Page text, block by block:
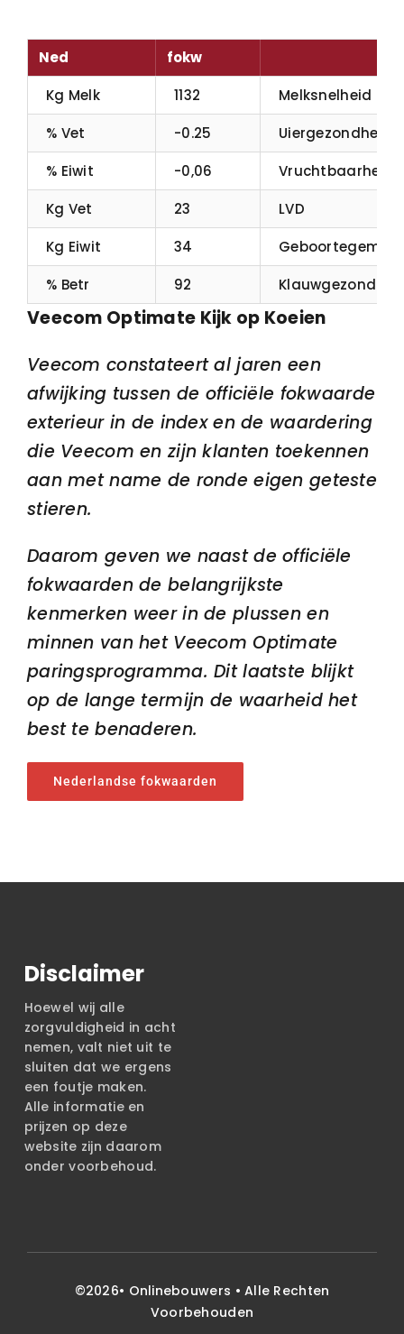
Ned
fokw
Kg Melk
1132
Melksnelheid
% Vet
-0.25
Uiergezondheid
% Eiwit
-0,06
Vruchtbaarheid
Kg Vet
23
LVD
Kg Eiwit
34
Geboortegemak
% Betr
92 Klauwgezond
Veecom Optimate Kijk op Koeien
Veecom constateert al jaren een
afwijking tussen de officiële fokwaarde
exterieur in de index en de waardering
die Veecom en zijn klanten toekennen
aan met name de ronde eigen geteste
stieren.
Daarom geven we naast de officiële
fokwaarden de belangrijkste
kenmerken weer in de plussen en
minnen van het Veecom Optimate
paringsprogramma. Dit laatste blijkt
op de lange termijn de waarheid het
best te benaderen.
Nederlandse fokwaarden
Disclaimer
Hoewel wij alle
zorgvuldigheid in acht
nemen, valt niet uit te
sluiten dat we ergens
een foutje maken.
Alle informatie en
prijzen op deze
website zijn daarom
onder voorbehoud.
©2026• Onlinebouwers • Alle Rechten
Voorbehouden